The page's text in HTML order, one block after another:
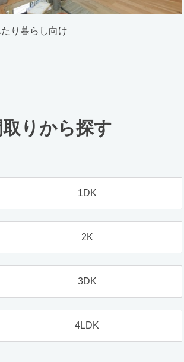
り暮らし向け
りから探す
1DK
2K
3DK
4LDK